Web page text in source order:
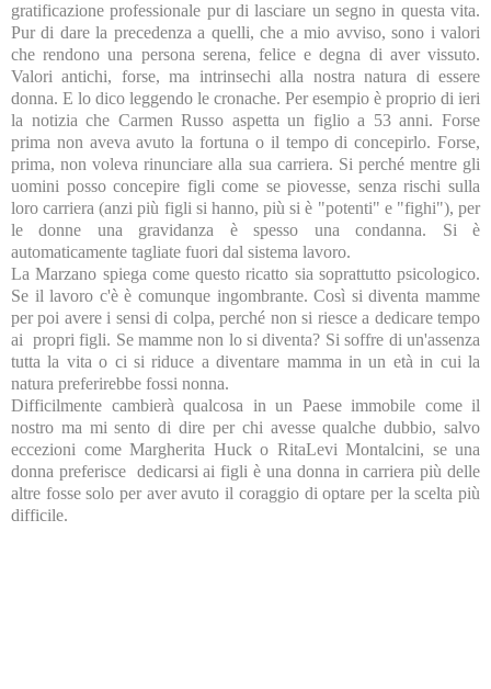
gratificazione professionale pur di lasciare un segno in questa vita.
Pur di dare la precedenza a quelli, che a mio avviso, sono i valori
che rendono una persona serena, felice e degna di aver vissuto.
Valori antichi, forse, ma intrinsechi alla nostra natura di essere
donna. E lo dico leggendo le cronache. Per esempio è proprio di ieri
la notizia che Carmen Russo aspetta un figlio a 53 anni. Forse
prima non aveva avuto la fortuna o il tempo di concepirlo. Forse,
prima, non voleva rinunciare alla sua carriera. Si perché mentre gli
uomini posso concepire figli come se piovesse, senza rischi sulla
loro carriera (anzi più figli si hanno, più si è "potenti" e "fighi"), per
le donne una gravidanza è spesso una condanna. Si è
automaticamente tagliate fuori dal sistema lavoro.
La Marzano spiega come questo ricatto sia soprattutto psicologico.
Se il lavoro c'è è comunque ingombrante. Così si diventa mamme
per poi avere i sensi di colpa, perché non si riesce a dedicare tempo
ai propri figli. Se mamme non lo si diventa? Si soffre di un'assenza
tutta la vita o ci si riduce a diventare mamma in un età in cui la
natura preferirebbe fossi nonna.
Difficilmente cambierà qualcosa in un Paese immobile come il
nostro ma mi sento di dire per chi avesse qualche dubbio, salvo
eccezioni come Margherita Huck o RitaLevi Montalcini, se una
donna preferisce dedicarsi ai figli è una donna in carriera più delle
altre fosse solo per aver avuto il coraggio di optare per la scelta più
difficile.